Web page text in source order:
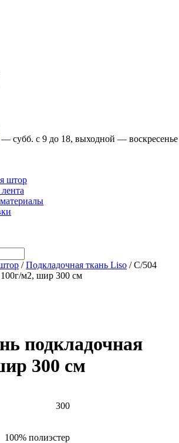
субб. с 9 до 18, выходной — воскресенье
штор
/Подкладочная ткань Liso / C/504
м2, шир 300 см
подкладочная
300 см
300
100% полиэстер